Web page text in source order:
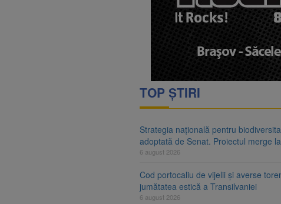
Georgescu și Horațiu Potra. Judecătorii decid dacă începe
2026-2030, adoptată de Senat. Proiectul merge la promulgare
TOP ȘTIRI
Strategia națională pentru
adoptată de Senat. Proiectul merge
6 august 2026
Cod portocaliu de vijelii și averse
jumătatea estică a Transilvaniei
6 august 2026